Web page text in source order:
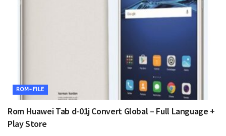
ROM-FILE
Rom Huawei Tab d-01j Convert Global – Full Language +
Play Store